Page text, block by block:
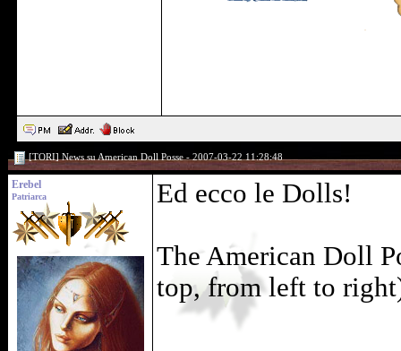
[TORI] News su American Doll Posse - 2007-03-22 11:28:48
Erebel
Patriarca Ed ecco le Dolls!
The American Doll
top, from left to